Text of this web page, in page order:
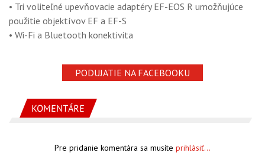
• Tri voliteľné upevňovacie adaptéry EF-EOS R umožňujúce
použitie objektívov EF a EF-S
• Wi-Fi a Bluetooth konektivita
PODUJATIE NA FACEBOOKU
KOMENTÁRE
Pre pridanie komentára sa musíte prihlásiť...